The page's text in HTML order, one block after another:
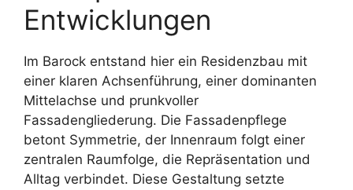
Entwicklungen
Im Barock entstand hier ein Residenzbau mit
einer klaren Achsenführung, einer dominanten
Mittelachse und prunkvoller
Fassadengliederung. Die Fassadenpflege
betont Symmetrie, der Innenraum folgt einer
zentralen Raumfolge, die Repräsentation und
Alltag verbindet. Diese Gestaltung setzte